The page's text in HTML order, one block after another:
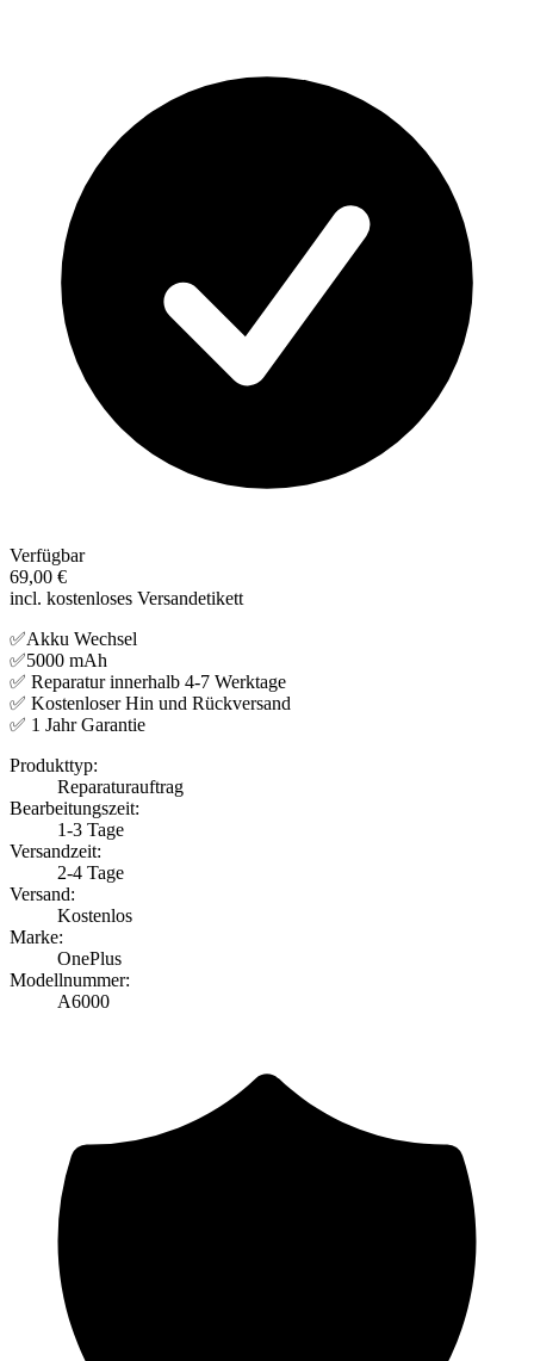
Verfügbar
69,00 €
incl. kostenloses Versandetikett
✅Akku Wechsel
✅5000 mAh
✅ Reparatur innerhalb 4-7 Werktage
✅ Kostenloser Hin und Rückversand
✅ 1 Jahr Garantie
Produkttyp:
Reparaturauftrag
Bearbeitungszeit:
1-3 Tage
Versandzeit:
2-4 Tage
Versand:
Kostenlos
Marke:
OnePlus
Modellnummer:
A6000